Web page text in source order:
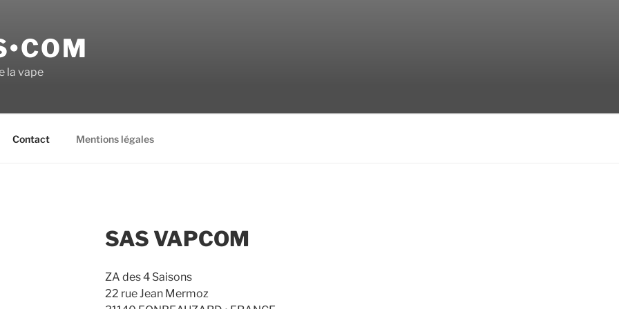
la vape
Contact Mentions légales
SAS VAPCOM
ZA des 4 Saisons
22 rue Jean Mermoz